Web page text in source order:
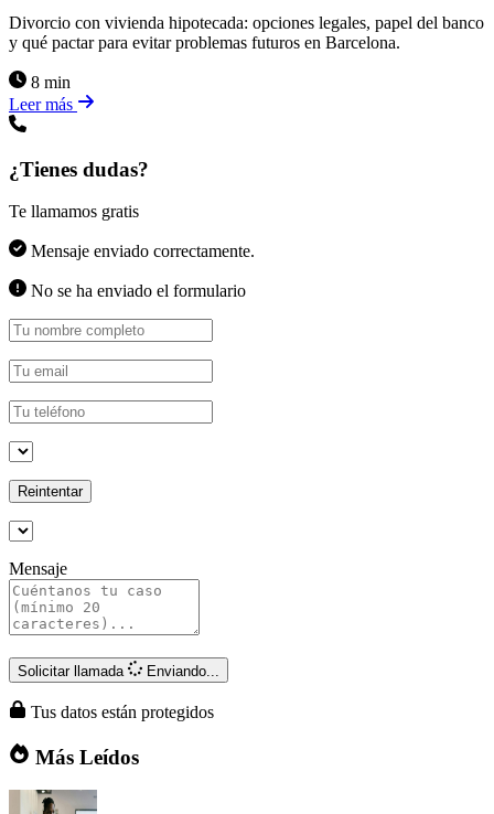
Divorcio con vivienda hipotecada: opciones legales, papel del banco
y qué pactar para evitar problemas futuros en Barcelona.
8 min
Leer más
¿Tienes dudas?
Te llamamos gratis
Mensaje enviado correctamente.
No se ha enviado el formulario
Reintentar
Mensaje
Solicitar llamada Enviando...
Tus datos están protegidos
Más Leídos